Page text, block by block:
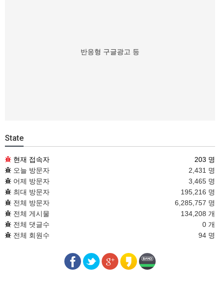
반응형 구글광고 등
State
현재 접속자
203 명
오늘 방문자
2,431 명
어제 방문자
3,465 명
최대 방문자
195,216 명
전체 방문자
6,285,757 명
전체 게시물
134,208 개
전체 댓글수
0 개
전체 회원수
94 명